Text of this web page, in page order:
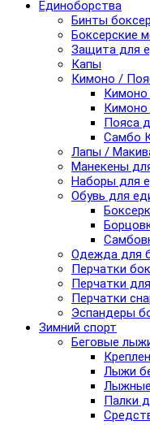
Единоборства
Бинты
Боксерские
Защита для
Капы
Кимоно /
Кимоно
Пояса
Самбо
Лапы /
Манекены
Наборы для
Обувь для
Одежда для
Перчатки
Перчатки
Перчатки
Эспандеры
Зимний спорт
Беговые
Лыжи
Лыжные
Палки